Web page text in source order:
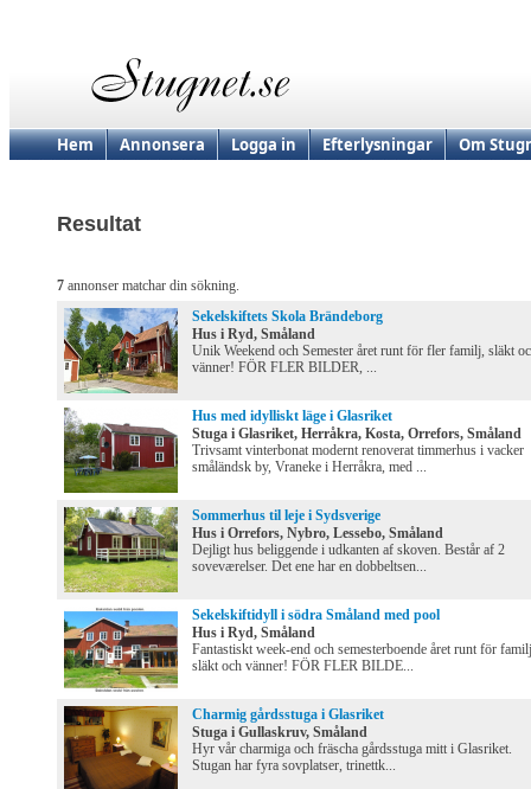
Hem Annonsera Logga in Efterlysningar Om
Resultat
7 annonser matchar din sökning.
Sekelskiftets Skola Brändeborg
Hus i Ryd, Småland
Unik Weekend och Semester året runt för fler familj, släkt
vänner! FÖR FLER BILDER, ...
Hus med idylliskt läge i Glasriket
Stuga i Glasriket, Herråkra, Kosta, Orrefors, Småland
Trivsamt vinterbonat modernt renoverat timmerhus i vacker
småländsk by, Vraneke i Herråkra, med ...
Sommerhus til leje i Sydsverige
Hus i Orrefors, Nybro, Lessebo, Småland
Dejligt hus beliggende i udkanten af skoven. Består af 2
soveværelser. Det ene har en dobbeltsen...
Sekelskiftidyll i södra Småland med pool
Hus i Ryd, Småland
Fantastiskt week-end och semesterboende året runt för
släkt och vänner! FÖR FLER BILDE...
Charmig gårdsstuga i Glasriket
Stuga i Gullaskruv, Småland
Hyr vår charmiga och fräscha gårdsstuga mitt i Glasriket.
Stugan har fyra sovplatser, trinettk...